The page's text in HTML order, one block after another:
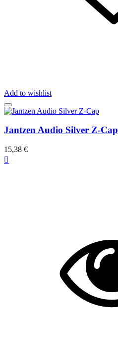
Add to wishlist
Jantzen Audio Silver Z-Cap
15,38 €
